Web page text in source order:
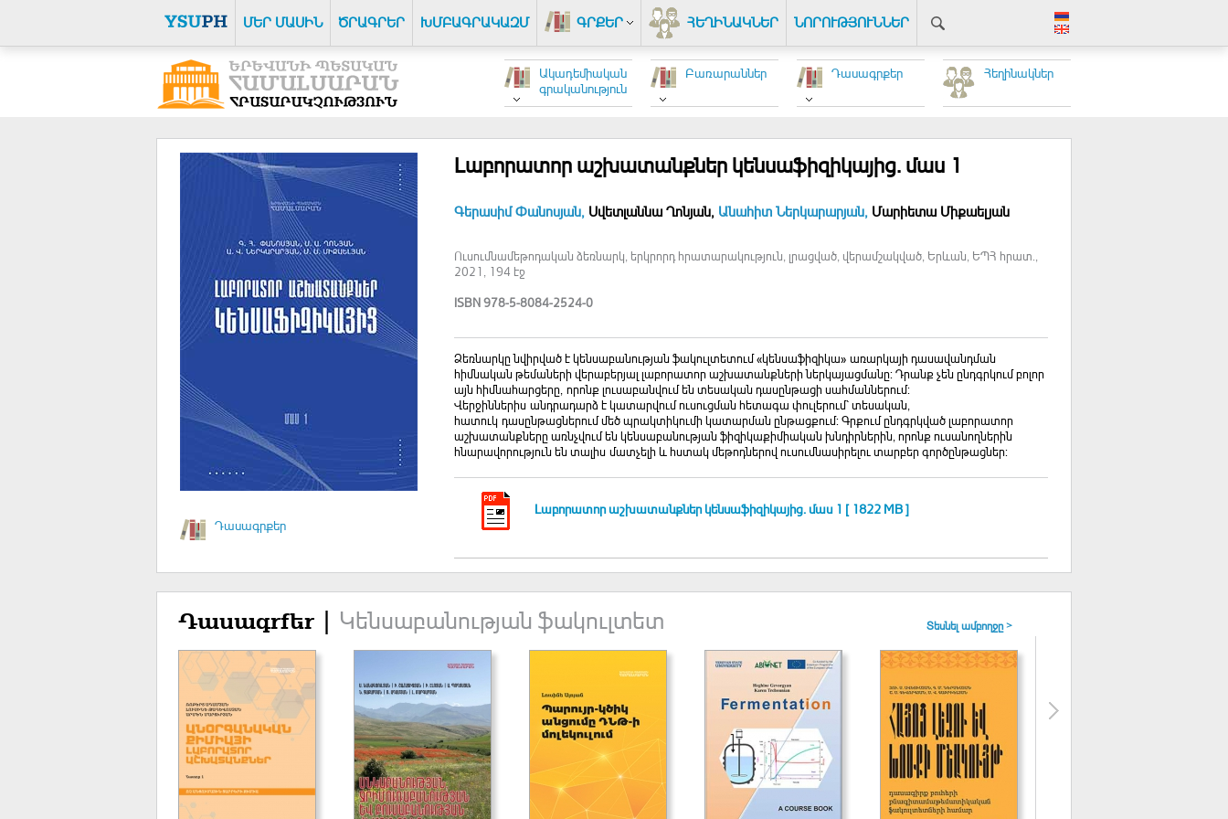
ՄԵՐ ՄԱՍԻՆ ԾՐԱԳՐԵՐ ԽՄԲԱԳՐԱԿԱԶՄ ԳՐՔԵՐ ՀԵՂԻՆԱԿՆԵՐ ՆՈՐՈՒԹՅՈՒՆՆԵՐ
Հեղինակներ
Դասագրքեր
Բառարաններ
Ակադեմիական
գրականություն
Դասագրքեր
Լաբորատոր աշխատանքներ կենսաֆիզիկայից. մաս 1
Գերասիմ Փանոսյան, Սվետլաննա Ղոնյան, Անահիտ Ներկարարյան, Մարիետա Միքաելյան
Ուսումնամեթոդական ձեռնարկ, երկրորդ հրատարակություն, լրացված, վերամշակված, Երևան, ԵՊՀ հրատ.,
2021, 194 էջ
ISBN 978-5-8084-2524-0
Ձեռնարկը նվիրված է կենսաբանության ֆակուլտետում «կենսաֆիզիկա» առարկայի դասավանդման
հիմնական թեմաների վերաբերյալ լաբորատոր աշխատանքների ներկայացմանը: Դրանք չեն ընդգրկում բոլոր
այն հիմնահարցերը, որոնք լուսաբանվում են տեսական դասընթացի սահմաններում:
Վերջիններիս անդրադարձ է կատարվում ուսուցման հետագա փուլերում՝ տեսական,
հատուկ դասընթացներում մեծ պրակտիկումի կատարման ընթացքում: Գրքում ընդգրկված լաբորատոր
աշխատանքները առնչվում են կենսաբանության ֆիզիկաքիմիական խնդիրներին, որոնք ուսանողներին
հնարավորություն են տալիս մատչելի և հստակ մեթոդներով ուսումնասիրելու տարբեր գործընթացներ:
Լաբորատոր աշխատանքներ կենսաֆիզիկայից. մաս 1 [ 1822 MB ]
Դասագրքեր | Կենսաբանության ֆակուլտետ Տեսնել ամբողջը >